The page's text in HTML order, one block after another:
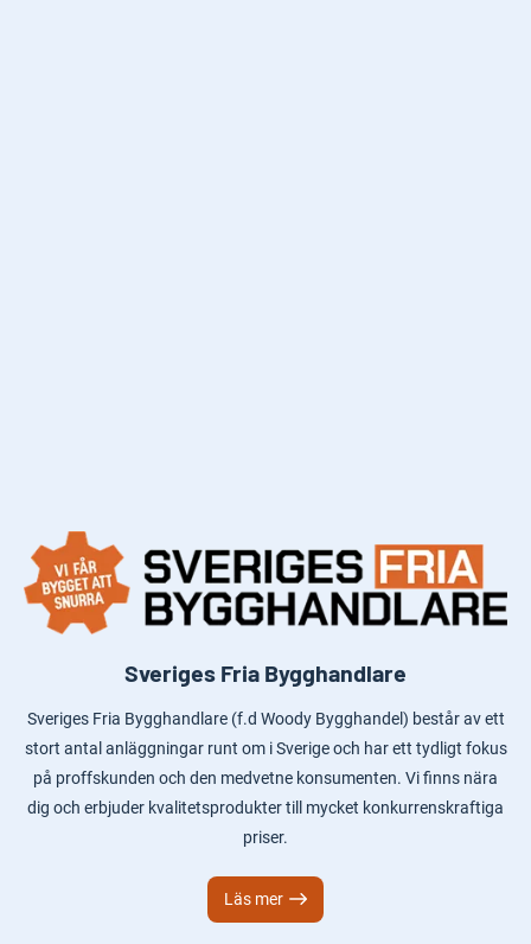
Sveriges Fria Bygghandlare
Sveriges Fria Bygghandlare (f.d Woody Bygghandel) består av ett
stort antal anläggningar runt om i Sverige och har ett tydligt fokus
på proffskunden och den medvetne konsumenten. Vi finns nära
dig och erbjuder kvalitetsprodukter till mycket konkurrenskraftiga
priser.
Läs mer